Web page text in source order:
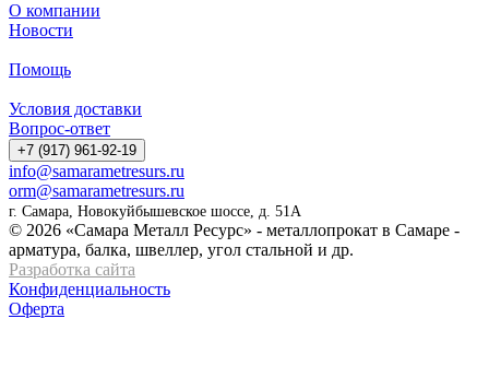
О компании
Новости
Помощь
Условия доставки
Вопрос-ответ
+7 (917) 961-92-19
info@samarametresurs.ru
orm@samarametresurs.ru
г. Самара, Новокуйбышевское шоссе, д. 51А
© 2026 «Самара Металл Ресурс» - металлопрокат в Самаре -
арматура, балка, швеллер, угол стальной и др.
Разработка сайта
Конфиденциальность
Оферта